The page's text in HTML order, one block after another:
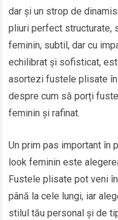
dar și un strop de
pliuri perfect structurate,
feminin, subtil, dar cu
echilibrat și sofisticat,
asortezi fustele plisate
despre cum să porți
feminin și rafinat.
Un prim pas important în
look feminin este
Fustele plisate pot veni
până la cele lungi, iar
stilul tău personal și de